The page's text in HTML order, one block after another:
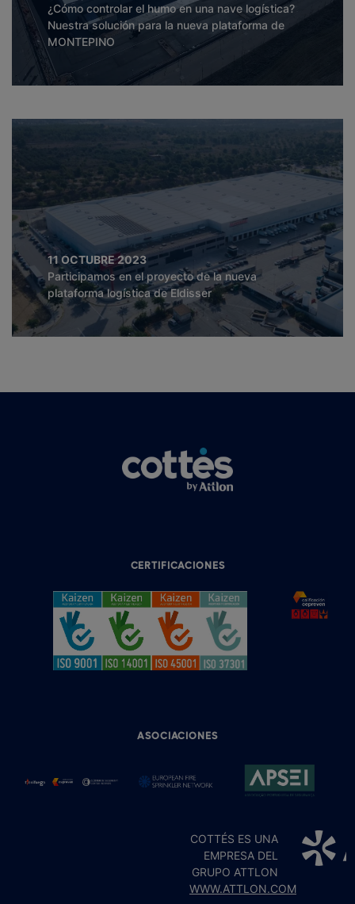
¿Cómo controlar el humo en una nave logística?
Nuestra solución para la nueva plataforma de
MONTEPINO
11 OCTUBRE 2023
Participamos en el proyecto de la nueva
plataforma logística de Eldisser
CERTIFICACIONES
ASOCIACIONES
COTTÉS ES UNA
EMPRESA DEL
GRUPO ATTLON
WWW.ATTLON.COM